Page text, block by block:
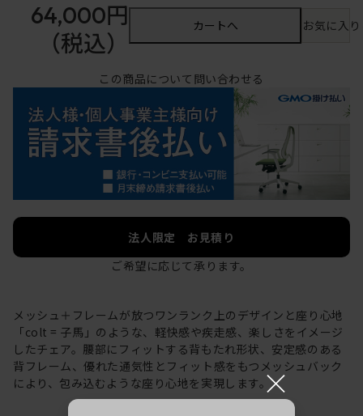
64,000円
（税込）
カートへ お気に入
この商品について問い合わせる
法人限定 お見積り
ご希望に応じて承ります。
メッシュ＋フレームが放つワンランク上のデザインと座り心地
「colt = 子馬」のような、軽快感や疾走感、楽しさをイメージ
したチェア。腰部にフィットする背もたれ形状、安定感のある
背フレーム、優れた通気性とフィット感をもつメッシュバック
により、包み込むような座り心地を実現します。×